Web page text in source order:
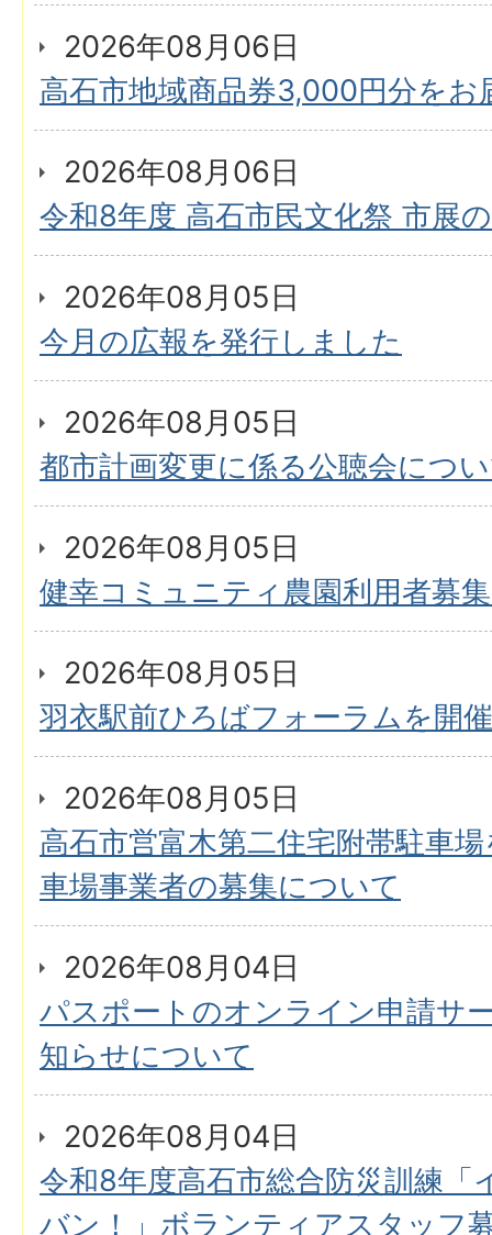
2026年08月06日
高石市地域商品券3,000円分をお
2026年08月06日
令和8年度 高石市民文化祭 市展
2026年08月05日
今月の広報を発行しました
2026年08月05日
都市計画変更に係る公聴会につ
2026年08月05日
健幸コミュニティ農園利用者募
2026年08月05日
羽衣駅前ひろばフォーラムを開
2026年08月05日
高石市営富木第二住宅附帯駐車
車場事業者の募集について
2026年08月04日
パスポートのオンライン申請サ
知らせについて
2026年08月04日
令和8年度高石市総合防災訓練「
バン！」ボランティアスタッフ